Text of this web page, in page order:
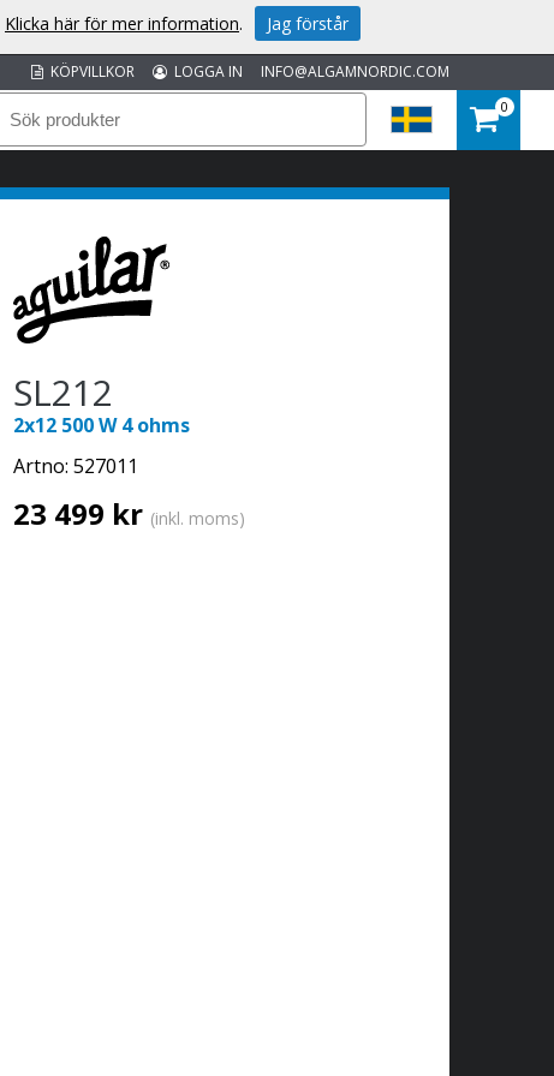
INFO@ALGAMNORDIC.COM
LOGGA IN
KÖPVILLKOR
0
SL212
2x12 500 W 4 ohms
Artno: 527011
23 499 kr (inkl. moms)
Klicka här för mer information. Jag förstår